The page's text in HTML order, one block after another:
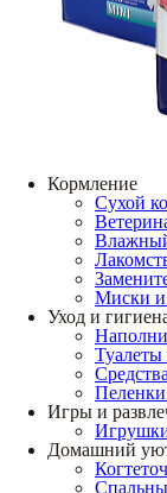
Кормление
Сухой
Миски и
Уход и
Туалеты
Игры и
Домашний